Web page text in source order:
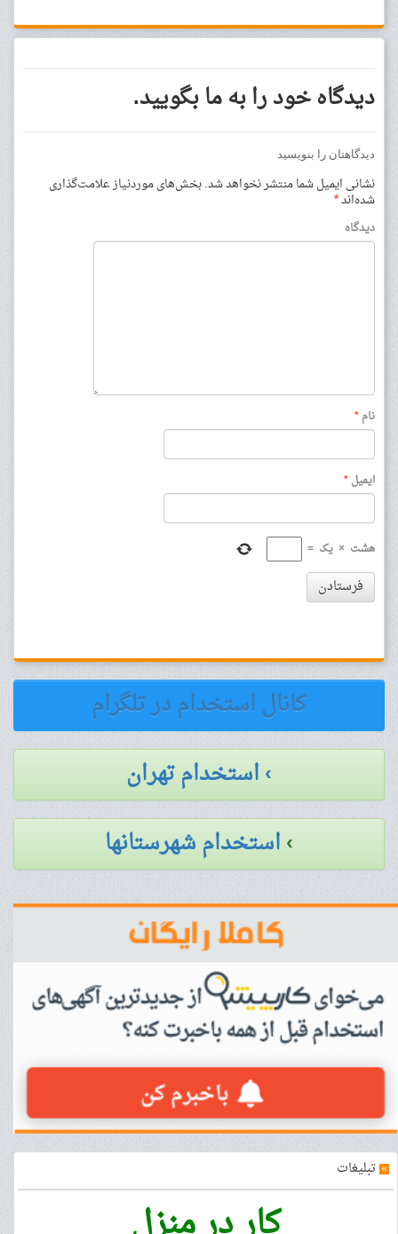
دیدگاه خود را به ما بگویید.
دیدگاهتان را بنویسید
نشانی ایمیل شما منتشر نخواهد شد.بخش‌های موردنیاز علامت‌گذاری
شده‌اند*
دیدگاه
نام*
ایمیل*
هشت × یک =
فرستادن
کانال استخدام در تلگرام
› استخدام تهران
›استخدام شهرستانها
» تبلیغات